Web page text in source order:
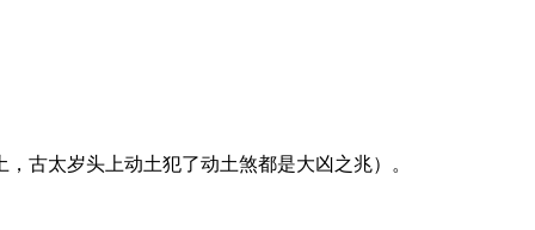
古太岁头上动土犯了动土煞都是大凶之兆）。